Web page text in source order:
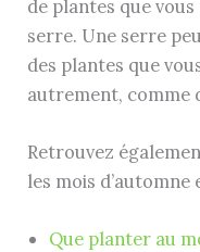
de plantes que
serre. Une serre
des plantes que
autrement, comme
Retrouvez
les mois d’automne
Que planter au